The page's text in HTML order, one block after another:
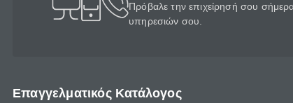
Πρόβαλε την επιχείρησή σου
υπηρεσιών σου.
Επαγγελματικός Κατάλογος